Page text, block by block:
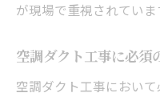
が現場で重視されていま
空調ダクト工事に必須
空調ダクト工事におい